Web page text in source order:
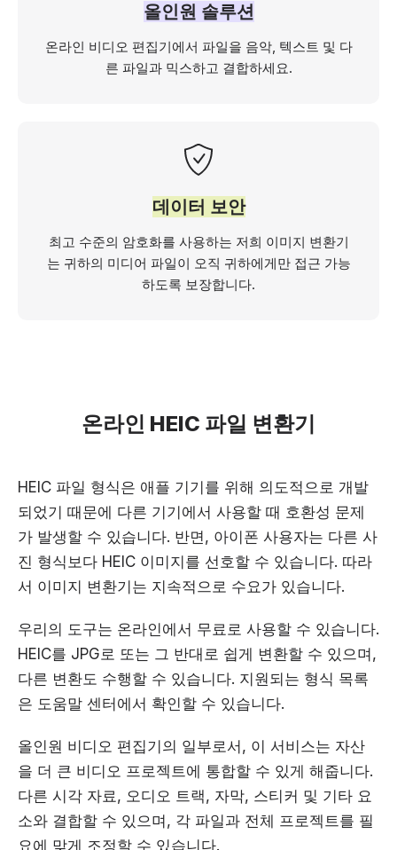
올인원 솔루션
온라인 비디오 편집기에서 파일을 음악, 텍스트 및 다
른 파일과 믹스하고 결합하세요.
데이터 보안
최고 수준의 암호화를 사용하는 저희 이미지 변환기
는 귀하의 미디어 파일이 오직 귀하에게만 접근 가능
하도록 보장합니다.
온라인 HEIC 파일 변환기
HEIC 파일 형식은 애플 기기를 위해 의도적으로 개발
되었기 때문에 다른 기기에서 사용할 때 호환성 문제
가 발생할 수 있습니다. 반면, 아이폰 사용자는 다른 사
진 형식보다 HEIC 이미지를 선호할 수 있습니다. 따라
서 이미지 변환기는 지속적으로 수요가 있습니다.
우리의 도구는 온라인에서 무료로 사용할 수 있습니다.
HEIC를 JPG로 또는 그 반대로 쉽게 변환할 수 있으며,
다른 변환도 수행할 수 있습니다. 지원되는 형식 목록
은 도움말 센터 에서 확인할 수 있습니다.
올인원 비디오 편집기의 일부로서, 이 서비스는 자산
을 더 큰 비디오 프로젝트에 통합할 수 있게 해줍니다.
다른 시각 자료, 오디오 트랙, 자막, 스티커 및 기타 요
소와 결합할 수 있으며, 각 파일과 전체 프로젝트를 필
요에 맞게 조정할 수 있습니다.